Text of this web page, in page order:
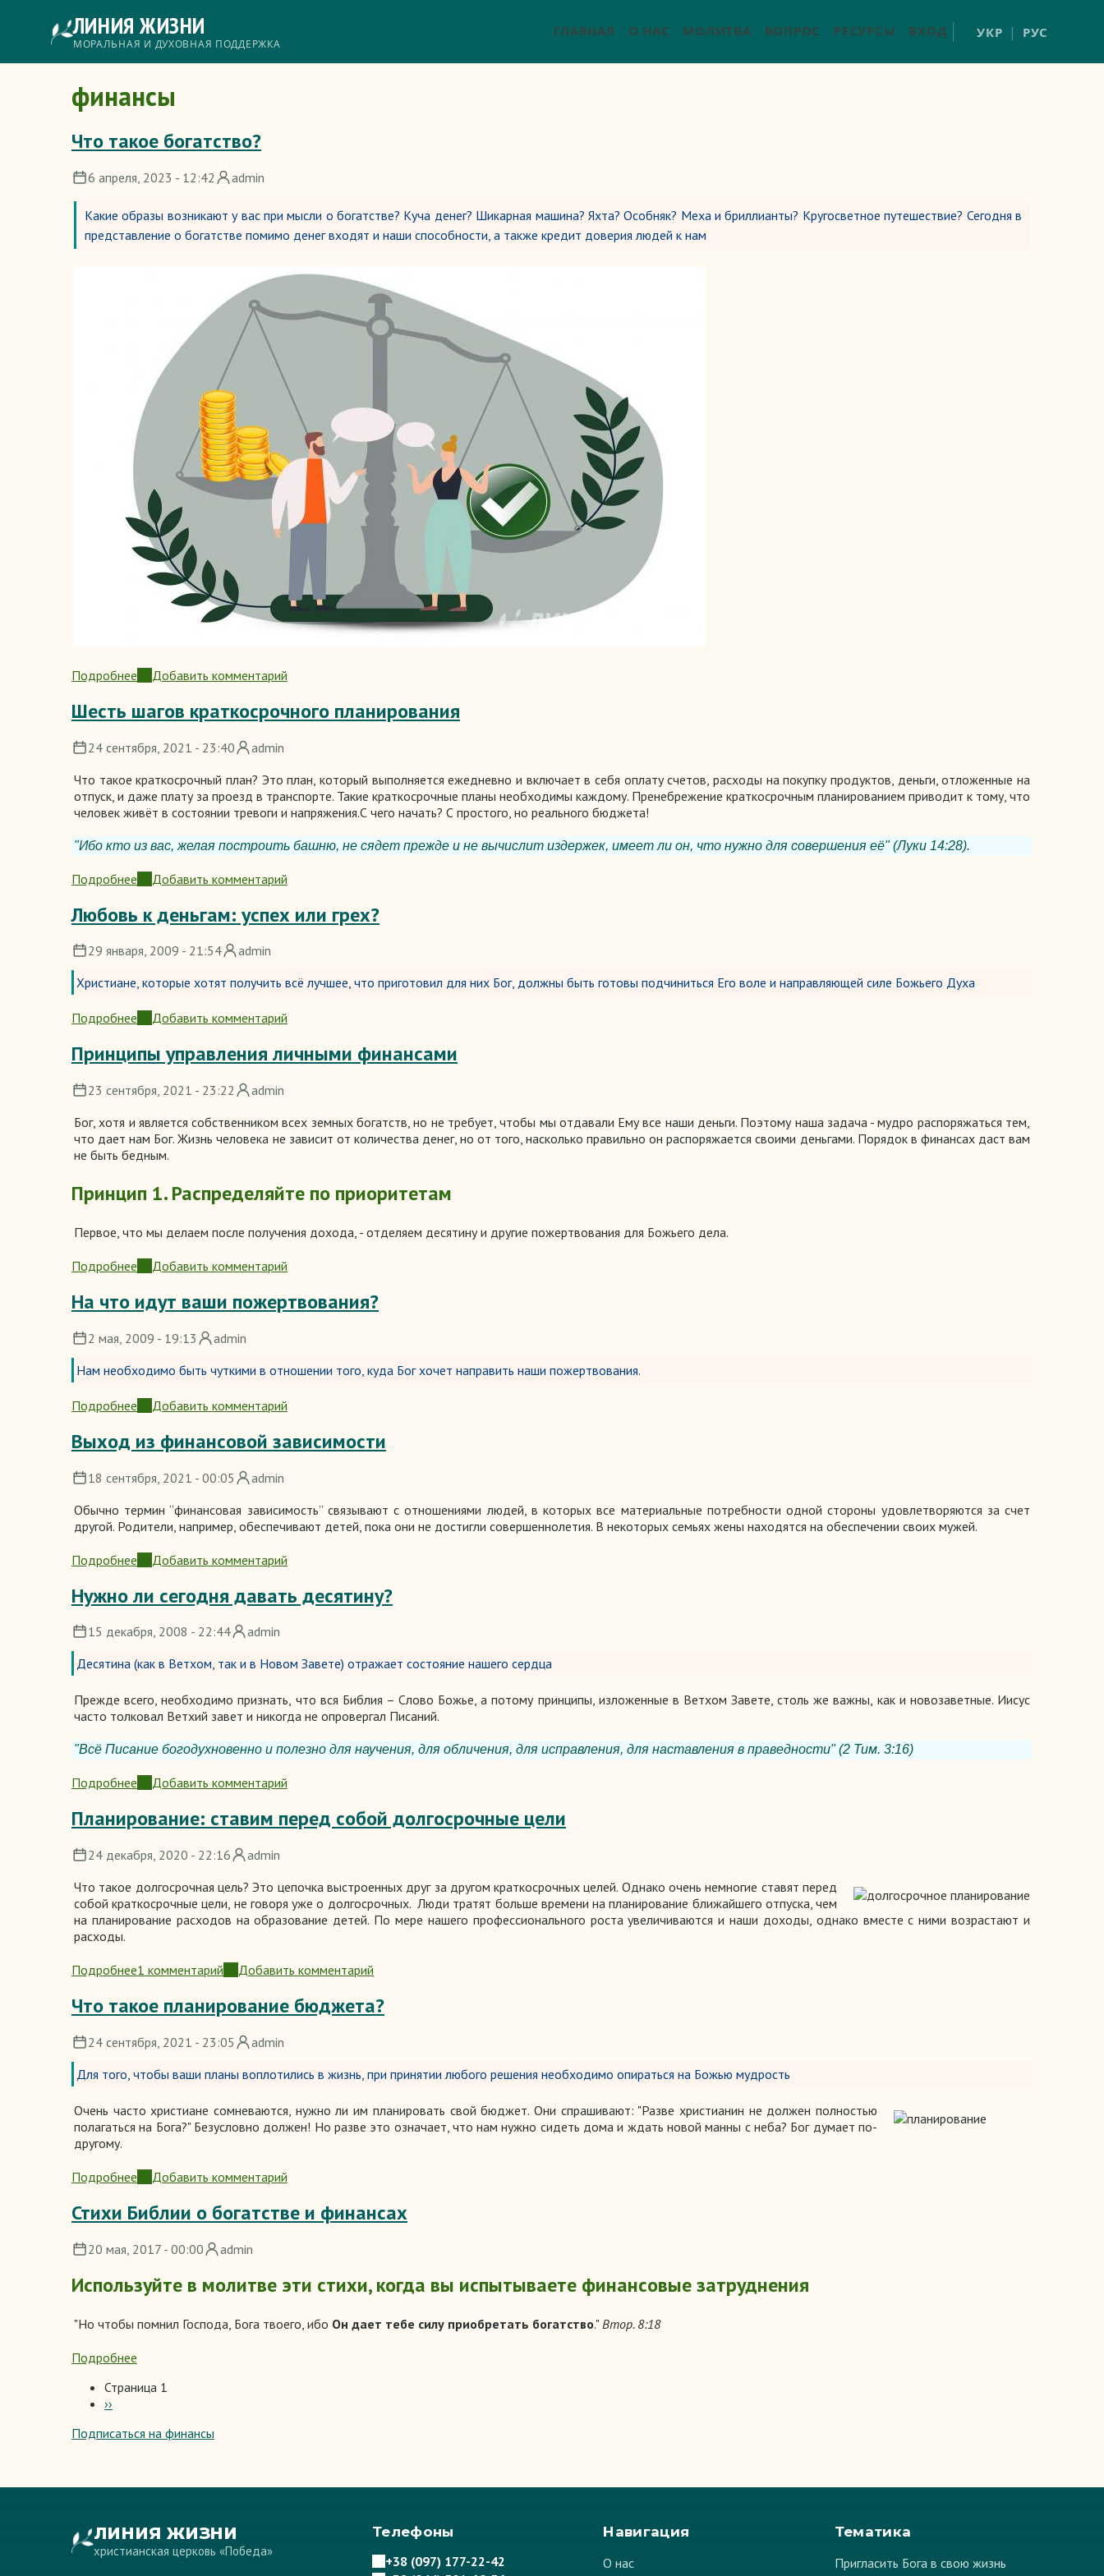
основному
ЛИНИЯ ЖИЗНИ
МОРАЛЬНАЯ И ДУХОВНАЯ ПОДДЕРЖКА
ГЛАВНАЯ О НАС МОЛИТВА ВОПРОС РЕСУРСЫ ВХОД УКР РУС
финансы
Что такое богатство?
6 апреля, 2023 - 12:42 admin
Какие образы возникают у вас при мысли о богатстве? Куча денег? Шикарная машина? Яхта? Особняк? Меха и бриллианты? Кругосветное путешествие? Сегодня в
представление о богатстве помимо денег входят и наши способности, а также кредит доверия людей к нам
Подробнее
о
такое
Добавить комментарий
Шесть шагов краткосрочного планирования
24 сентября, 2021 - 23:40
admin
Что такое краткосрочный план? Это план, который выполняется ежедневно и включает в себя оплату счетов, расходы на покупку продуктов, деньги, отложенные на
отпуск, и даже плату за проезд в транспорте. Такие краткосрочные планы необходимы каждому. Пренебрежение краткосрочным планированием приводит к тому, что
человек живёт в состоянии тревоги и напряжения.С чего начать? С простого, но реального бюджета!
"Ибо кто из вас, желая построить башню, не сядет прежде и не вычислит издержек, имеет ли он, что нужно для совершения её" (Луки 14:28).
Подробнее
о
Шесть
шагов
планирования
Добавить комментарий
Любовь к деньгам: успех или грех?
29 января, 2009 - 21:54
admin
Христиане, которые хотят получить всё лучшее, что приготовил для них Бог, должны быть готовы подчиниться Его воле и направляющей силе Божьего Духа
Подробнее
о
к
успех
грех?
Добавить комментарий
Принципы управления личными финансами
23 сентября, 2021 - 23:22
admin
Бог, хотя и является собственником всех земных богатств, но не требует, чтобы мы отдавали Ему все наши деньги. Поэтому наша задача - мудро распоряжаться тем,
что дает нам Бог. Жизнь человека не зависит от количества денег, но от того, насколько правильно он распоряжается своими деньгами. Порядок в финансах даст вам
не быть бедным.
Принцип 1. Распределяйте по приоритетам
Первое, что мы делаем после получения дохода, - отделяем десятину и другие пожертвования для Божьего дела.
Подробнее
о
управления
финансами
Добавить комментарий
На что идут ваши пожертвования?
2 мая, 2009 - 19:13
admin
Нам необходимо быть чуткими в отношении того, куда Бог хочет направить наши пожертвования.
Подробнее
о
что
ваши
Добавить комментарий
Выход из финансовой зависимости
18 сентября, 2021 - 00:05
admin
Обычно термин “финансовая зависимость” связывают с отношениями людей, в которых все материальные потребности одной стороны удовлетворяются за счет
другой. Родители, например, обеспечивают детей, пока они не достигли совершеннолетия. В некоторых семьях жены находятся на обеспечении своих мужей.
Подробнее
о
из
зависимости
Добавить комментарий
Нужно ли сегодня давать десятину?
15 декабря, 2008 - 22:44
admin
Десятина (как в Ветхом, так и в Новом Завете) отражает состояние нашего сердца
Прежде всего, необходимо признать, что вся Библия – Слово Божье, а потому принципы, изложенные в Ветхом Завете, столь же важны, как и новозаветные. Иисус
часто толковал Ветхий завет и никогда не опровергал Писаний.
"Всё Писание богодухновенно и полезно для научения, для обличения, для исправления, для наставления в праведности" (2 Тим. 3:16)
Подробнее
о
ли
давать
Добавить комментарий
Планирование: ставим перед собой долгосрочные цели
24 декабря, 2020 - 22:16
admin
Что такое долгосрочная цель? Это цепочка выстроенных друг за другом краткосрочных целей. Однако очень немногие ставят перед
собой краткосрочные цели, не говоря уже о долгосрочных. Люди тратят больше времени на планирование ближайшего отпуска, чем
на планирование расходов на образование детей. По мере нашего профессионального роста увеличиваются и наши доходы, однако вместе с ними возрастают и
расходы.
Подробнее
о
ставим
собой
долгосрочные
цели
1 комментарий Добавить комментарий
Что такое планирование бюджета?
24 сентября, 2021 - 23:05
admin
Для того, чтобы ваши планы воплотились в жизнь, при принятии любого решения необходимо опираться на Божью мудрость
Очень часто христиане сомневаются, нужно ли им планировать свой бюджет. Они спрашивают: "Разве христианин не должен полностью
полагаться на Бога?" Безусловно должен! Но разве это означает, что нам нужно сидеть дома и ждать новой манны с неба? Бог думает по-
другому.
Подробнее
о
такое
бюджета?
Добавить комментарий
Стихи Библии о богатстве и финансах
20 мая, 2017 - 00:00 admin
Используйте в молитве эти стихи, когда вы испытываете финансовые затруднения
"Но чтобы помнил Господа, Бога твоего, ибо Он дает тебе силу приобретать богатство." Втор. 8:18
Подробнее
о
Библии
богатстве
Нумерация
Страница 1
Следующая
››
Подписаться на финансы
ЛИНИЯ ЖИЗНИ
христианская церковь «Победа»
Телефоны
+38 (097) 177-22-42
Навигация
О нас
Тематика
Пригласить Бога в свою жизнь